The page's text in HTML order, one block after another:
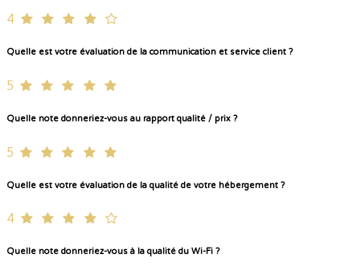
4
Quelle est votre évaluation de la communication et service client ?
5
Quelle note donneriez-vous au rapport qualité / prix ?
5
Quelle est votre évaluation de la qualité de votre hébergement ?
4
Quelle note donneriez-vous à la qualité du Wi-Fi ?